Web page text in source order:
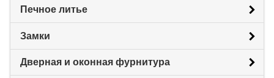
Печное литье
Замки
Дверная и оконная фурнитура